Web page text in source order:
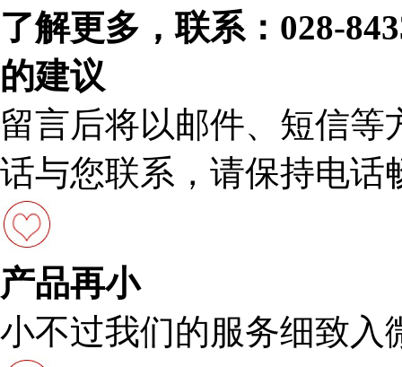
了解更多，联系：028-
的建议
留言后将以邮件、短信
话与您联系，请保持电话
产品再小
小不过我们的服务细致入